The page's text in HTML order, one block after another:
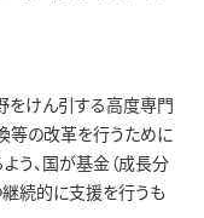
をけん引する高度専門
等の改革を行うために
う、国が基金（成長分
続的に支援を行うも